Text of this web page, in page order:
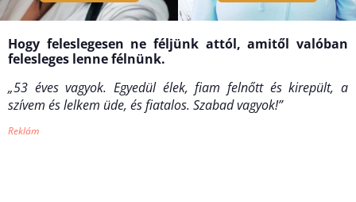
Hogy feleslegesen ne féljünk attól, amitől valóban
felesleges lenne félnünk.
„53 éves vagyok. Egyedül élek, fiam felnőtt és kirepült, a
szívem és lelkem üde, és fiatalos. Szabad vagyok!”
Reklám